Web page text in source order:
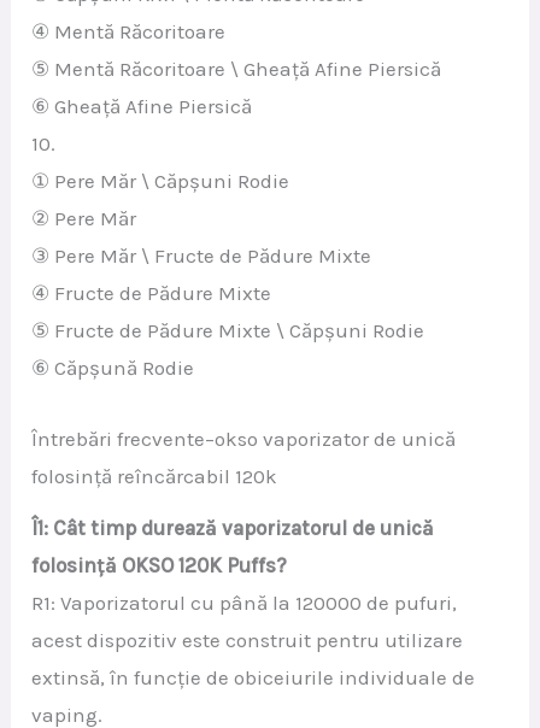
④ Mentă Răcoritoare
⑤ Mentă Răcoritoare \ Gheață Afine Piersică
⑥ Gheață Afine Piersică
10.
① Pere Măr \ Căpșuni Rodie
② Pere Măr
③ Pere Măr \ Fructe de Pădure Mixte
④ Fructe de Pădure Mixte
⑤ Fructe de Pădure Mixte \ Căpșuni Rodie
⑥ Căpșună Rodie
Întrebări frecvente–okso vaporizator de unică
folosință reîncărcabil 120k
Î1: Cât timp durează vaporizatorul de unică
folosință OKSO 120K Puffs?
R1: Vaporizatorul cu până la 120000 de pufuri,
acest dispozitiv este construit pentru utilizare
extinsă, în funcție de obiceiurile individuale de
vaping.